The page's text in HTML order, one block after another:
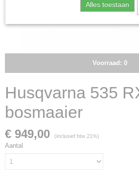
Voorraad: 0
Husqvarna 535
bosmaaier
€ 949,00 (inclusief btw 21%)
Aantal
Alles toestaan